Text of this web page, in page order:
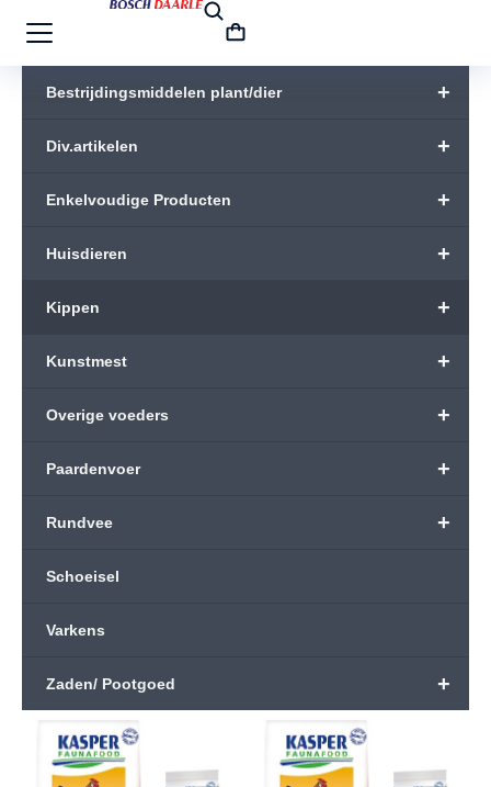
+
Bestrijdingsmiddelen plant/dier
+
Div.artikelen
+
Enkelvoudige Producten
+
Huisdieren
+
Kippen
+
Kunstmest
+
Overige voeders
+
Paardenvoer
+
Rundvee
Schoeisel
Varkens
+
Zaden/ Pootgoed